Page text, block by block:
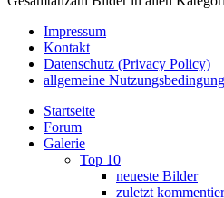
Impressum
Kontakt
Datenschutz (Privacy Policy)
allgemeine
Startseite
Forum
Galerie
Top 10
neueste Bilder
zuletzt